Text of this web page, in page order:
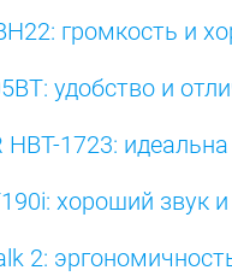
громкость и
удобство и
HBT-1723:
хороший звук
2: